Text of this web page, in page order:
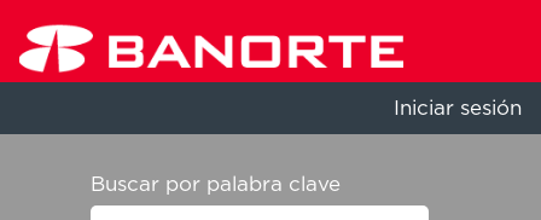
Iniciar sesión
Buscar por palabra clave